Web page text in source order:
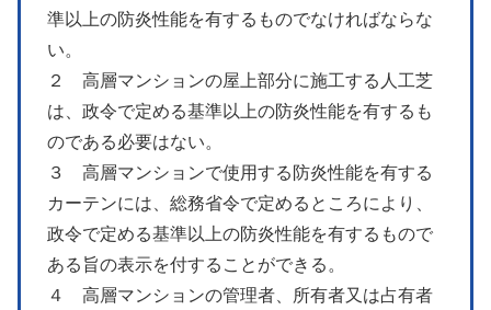
準以上の防炎性能を有するものでなければならな
い。
２ 高層マンションの屋上部分に施工する人工芝
は、政令で定める基準以上の防炎性能を有するも
のである必要はない。
３ 高層マンションで使用する防炎性能を有する
カーテンには、総務省令で定めるところにより、
政令で定める基準以上の防炎性能を有するもので
ある旨の表示を付することができる。
４ 高層マンションの管理者、所有者又は占有者